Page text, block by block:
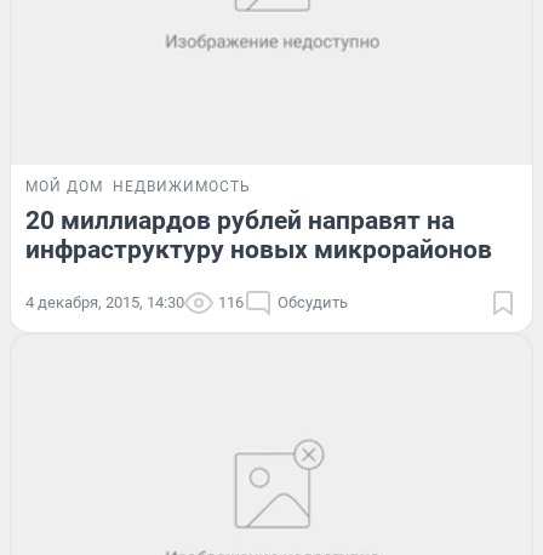
МОЙ ДОМ НЕДВИЖИМОСТЬ
20 миллиардов рублей направят на
инфраструктуру новых микрорайонов
4 декабря, 2015, 14:30 116 Обсудить